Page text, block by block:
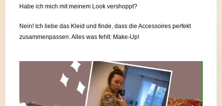
Habe ich mich mit meinem Look vershoppt?
Nein! Ich liebe das Kleid und finde, dass die Accessoires perfekt
zusammenpassen. Alles was fehlt: Make-Up!